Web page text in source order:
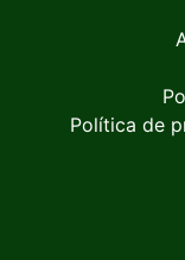
Política de